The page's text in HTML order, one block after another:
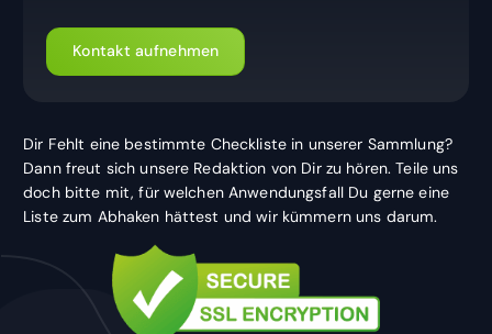
Kontakt aufnehmen
Dir Fehlt eine bestimmte Checkliste in unserer Sammlung?
Dann freut sich unsere Redaktion von Dir zu hören. Teile uns
doch bitte mit, für welchen Anwendungsfall Du gerne eine
Liste zum Abhaken hättest und wir kümmern uns darum.